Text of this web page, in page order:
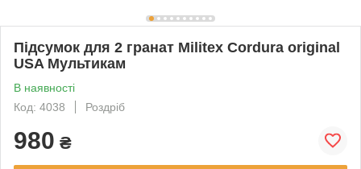
Підсумок для 2 гранат Militex Cordura original
USA Мультикам
В наявності
Код: 4038
Роздріб
980 ₴